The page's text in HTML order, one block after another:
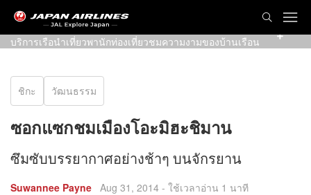
คลองฮะชิมานโบะริ คลองที่ขุดขึ้นในสมัยโบราณเพื่อใช้
เป็นการขนส่งระหว่างทะเลสาบบิวะ (Biwa) กับเมืองเก่า มี
บริการเรือนำเที่ยวพานักท่องเที่ยวชมความงามของบ้านเรือน
ชิกะ วัฒนธรรม
ซอกแซกชมเมืองโอะมิฮะชิมาน
ซึมซับบรรยากาศอย่างช้าๆ บนจักรยาน
Suwannee Payne Aug 31, 2014 - ใช้เวลาอ่าน 1 นาที